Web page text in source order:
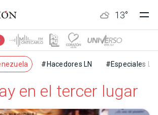
13°
#Hacedores LN #Especiales LN
en el tercer lugar